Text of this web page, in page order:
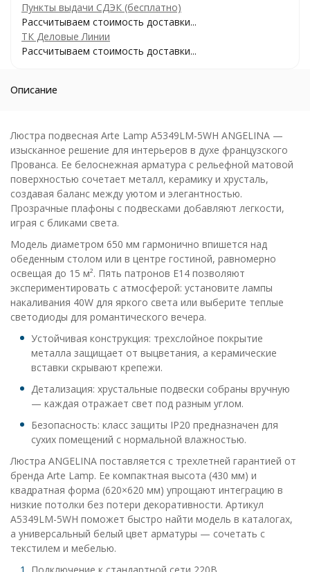
Пункты выдачи СДЭК (бесплатно)
Рассчитываем стоимость доставки...
ТК Деловые Линии
Рассчитываем стоимость доставки...
Описание
Люстра подвесная Arte Lamp A5349LM-5WH ANGELINA —
изысканное решение для интерьеров в духе французского
Прованса. Ее белоснежная арматура с рельефной матовой
поверхностью сочетает металл, керамику и хрусталь,
создавая баланс между уютом и элегантностью.
Прозрачные плафоны с подвесками добавляют легкости,
играя с бликами света.
Модель диаметром 650 мм гармонично впишется над
обеденным столом или в центре гостиной, равномерно
освещая до 15 м². Пять патронов E14 позволяют
экспериментировать с атмосферой: установите лампы
накаливания 40W для яркого света или выберите теплые
светодиоды для романтического вечера.
Устойчивая конструкция: трехслойное покрытие
металла защищает от выцветания, а керамические
вставки скрывают крепежи.
Детализация: хрустальные подвески собраны вручную
— каждая отражает свет под разным углом.
Безопасность: класс защиты IP20 предназначен для
сухих помещений с нормальной влажностью.
Люстра ANGELINA поставляется с трехлетней гарантией от
бренда Arte Lamp. Ее компактная высота (430 мм) и
квадратная форма (620×620 мм) упрощают интеграцию в
низкие потолки без потери декоративности. Артикул
A5349LM-5WH поможет быстро найти модель в каталогах,
а универсальный белый цвет арматуры — сочетать с
текстилем и мебелью.